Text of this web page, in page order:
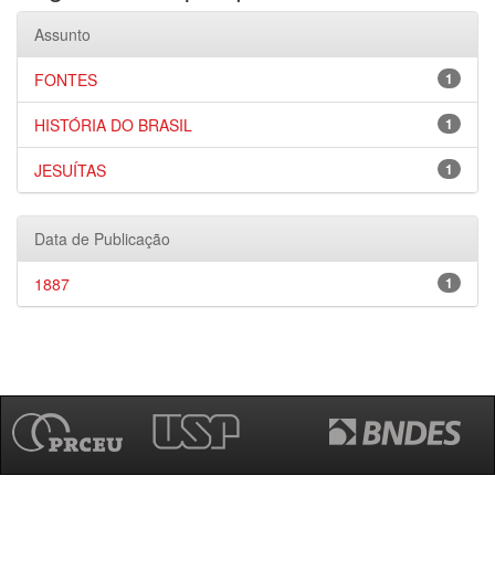
Assunto
1
FONTES
1
HISTÓRIA DO BRASIL
1
JESUÍTAS
Data de Publicação
1
1887